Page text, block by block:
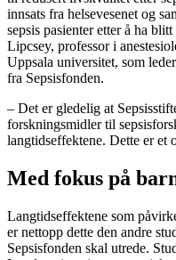
innsats fra helsevesenet og
sepsis pasienter etter å ha
Lipcsey, professor i
Uppsala universitet, som
fra Sepsisfonden.
– Det er gledelig at
forskningsmidler til
langtidseffektene. Dette er et
Med fokus på
Langtidseffektene som
er nettopp dette den andre
Sepsisfonden skal utrede.